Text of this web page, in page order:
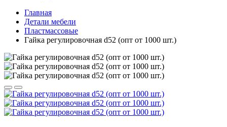
Главная
Детали мебели
Пластмассовые
Гайка регулировочная d52 (опт от 1000 шт.)